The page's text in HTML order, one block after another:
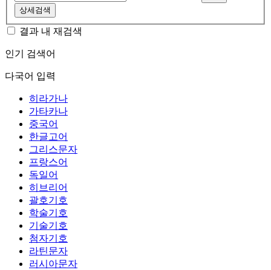
상세검색
결과 내 재검색
인기 검색어
다국어 입력
히라가나
가타카나
중국어
한글고어
그리스문자
프랑스어
독일어
히브리어
괄호기호
학술기호
기술기호
첨자기호
라틴문자
러시아문자